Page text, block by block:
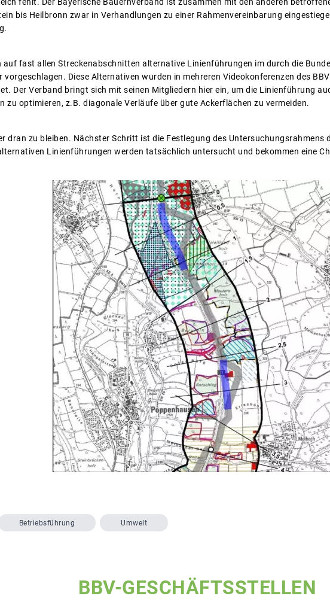
bis Heilbronn zwar in Verhandlungen zu einer Rahmenvereinbarung
auf fast allen Streckenabschnitten alternative Linienführungen im durch die
vorgeschlagen. Diese Alternativen wurden in mehreren Videokonferenzen des
Der Verband bringt sich mit seinen Mitgliedern hier ein, um die Linienführung
zu optimieren, z.B. diagonale Verläufe über gute Ackerflächen zu vermeiden.
dran zu bleiben. Nächster Schritt ist die Festlegung des Untersuchungsrahmens
Linienführungen werden tatsächlich untersucht und bekommen eine
Betriebsführung Umwelt
BBV-GESCHÄFTSSTELLEN